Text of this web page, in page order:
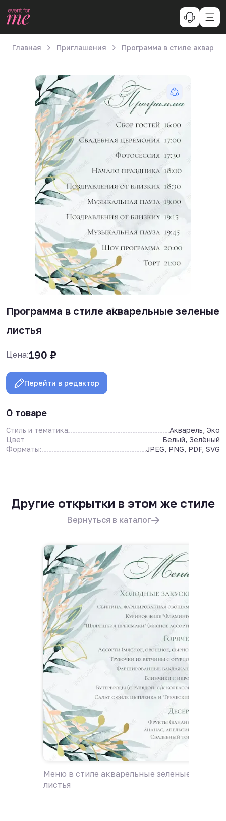
Главная Приглашения Программа в стиле
Программа в стиле акварельные зеленые
листья
Цена:190 ₽
Перейти в редактор
О товаре
Стиль и тематика
Акварель, Эко
Цвет
Белый, Зелёный
Форматы:
JPEG, PNG, PDF, SVG
Другие открытки в этом же стиле
Вернуться в каталог
Меню в стиле акварельные зеленые
листья